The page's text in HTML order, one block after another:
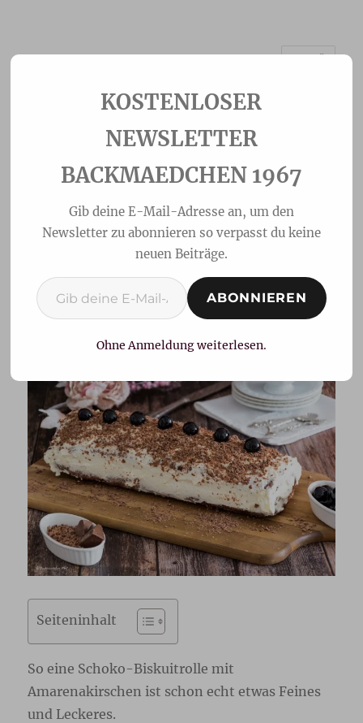
Schoko-Biskuitrolle mit
Amarenakirschen
Seiteninhalt
So eine Schoko-Biskuitrolle mit
Amarenakirschen ist schon echt etwas Feines
und Leckeres.
NEWSLETTER
BACKMAEDCHEN 1967
Gib deine E-Mail-Adresse an, um den
Newsletter zu abonnieren so verpasst du keine
neuen Beiträge.
Gib deine E-Mail-Adresse ein ...
ABONNIEREN
Ohne Anmeldung weiterlesen.